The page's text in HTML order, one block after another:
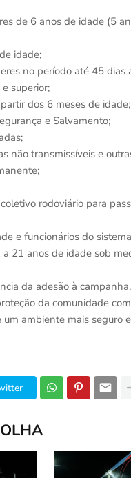
de 6 anos de idade (5
idade;
no período até 45 dias
superior;
dos 6 meses de idade;
e Salvamento;
não transmissíveis e
rodoviário para
e funcionários do
21 anos de idade sob
da adesão à
da comunidade
ambiente mais seguro